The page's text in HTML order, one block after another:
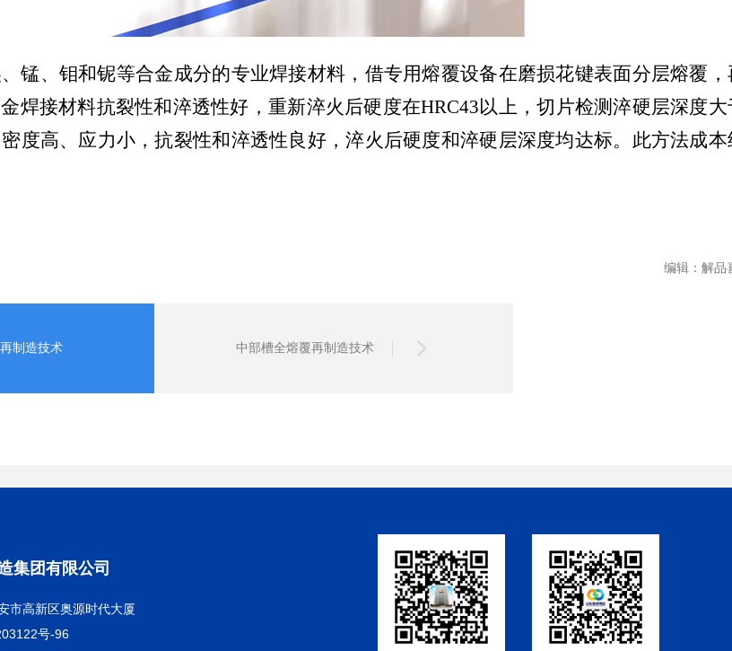
锰、钼和铌等合金成分的专业焊接材料，借专用熔覆设备在磨损花键表面分层熔覆，
焊接材料抗裂性和淬透性好，重新淬火后硬度在HRC43以上，切片检测淬硬层深度大
度高、应力小，抗裂性和淬透性良好，淬火后硬度和淬硬层深度均达标。此方法成本
编辑：解
制造技术 中部槽全熔覆再制造技术
集团有限公司
市高新区奥源时代大厦
号-96